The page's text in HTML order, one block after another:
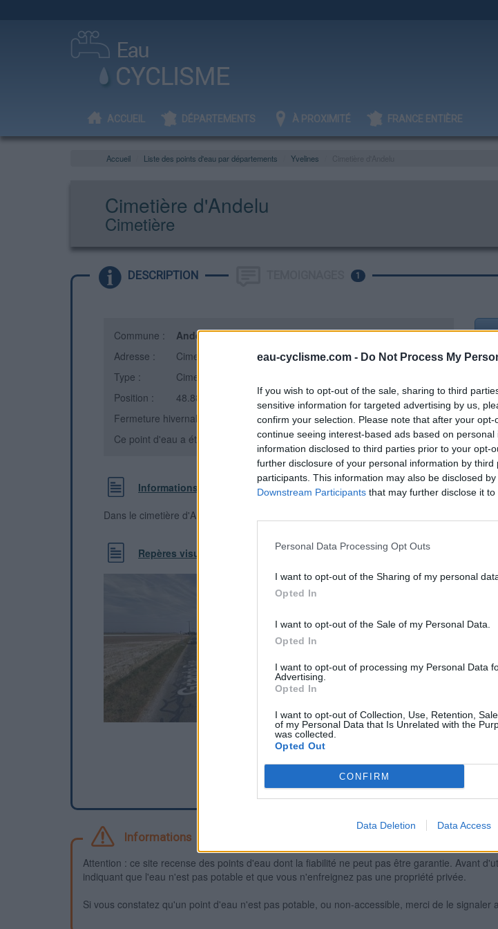
eau-cyclisme.com - Do Not Process My
If you wish to opt-out of the sale, sharing to third
sensitive information for targeted advertising by us,
confirm your selection. Please note that after your
continue seeing interest-based ads based on
information disclosed to third parties prior to your opt-
further disclosure of your personal information by third
participants. This information may also be disclosed
Downstream Participants that may further disclose it to
Personal Data Processing Opt Outs
I want to opt-out of the Sharing of my personal
Opted In
I want to opt-out of the Sale of my Personal Data.
Opted In
I want to opt-out of processing my Personal Data
Advertising.
Opted In
I want to opt-out of Collection, Use, Retention,
of my Personal Data that Is Unrelated with the
was collected.
Opted Out
CONFIRM
Data Deletion Data Access
ACCUEIL DÉPARTEMENTS À PROXIMITÉ FRANCE ENTIÈRE
Accueil Liste des points d'eau par départements Yvelines
Cimetière d'Andelu
Cimetière
DESCRIPTION 1
Commune : Andelu(Yvelines)
Adresse :
Cimetière
Type :
Cimetière
Position :
48.883205°N, 1.827265°E
Fermeture hivernale : information inconnue
Ce point d'eau a été ajouté par
Victor Den 2019
Informations complémentaires
Dans le cimetière d'Andelu
Repères visuels
Informations
Attention : ce site recense des points d'eau dont la fiabilité ne peut pas être garantie. Avant
indiquant que l'eau n'est pas potable et que vous n'enfreignez pas une propriété privée.
Si vous constatez qu'un point d'eau n'est pas potable, ou non-accessible, merci de le signaler